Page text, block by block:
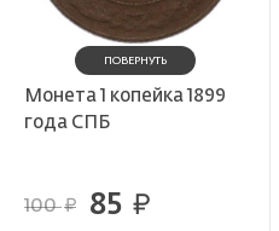
ПОВЕРНУТЬ
Монета 1 копейка 1899
года СПБ
100руб. 85 руб.